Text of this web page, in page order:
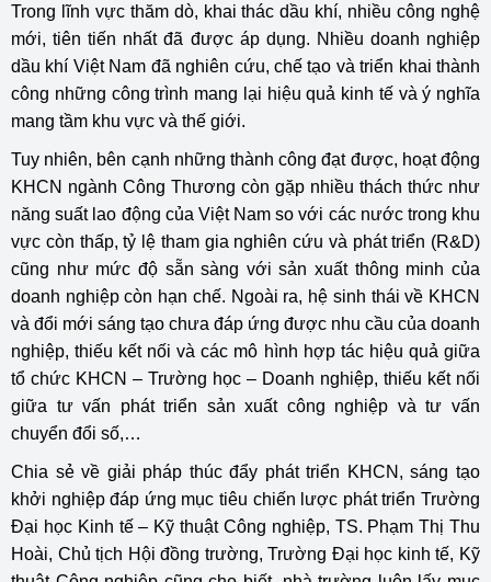
Trong lĩnh vực thăm dò, khai thác dầu khí, nhiều công nghệ
mới, tiên tiến nhất đã được áp dụng. Nhiều doanh nghiệp
dầu khí Việt Nam đã nghiên cứu, chế tạo và triển khai thành
công những công trình mang lại hiệu quả kinh tế và ý nghĩa
mang tầm khu vực và thế giới.
Tuy nhiên, bên cạnh những thành công đạt được, hoạt động
KHCN ngành Công Thương còn gặp nhiều thách thức như
năng suất lao động của Việt Nam so với các nước trong khu
vực còn thấp, tỷ lệ tham gia nghiên cứu và phát triển (R&D)
cũng như mức độ sẵn sàng với sản xuất thông minh của
doanh nghiệp còn hạn chế. Ngoài ra, hệ sinh thái về KHCN
và đổi mới sáng tạo chưa đáp ứng được nhu cầu của doanh
nghiệp, thiếu kết nối và các mô hình hợp tác hiệu quả giữa
tổ chức KHCN – Trường học – Doanh nghiệp, thiếu kết nối
giữa tư vấn phát triển sản xuất công nghiệp và tư vấn
chuyển đổi số,…
Chia sẻ về giải pháp thúc đẩy phát triển KHCN, sáng tạo
khởi nghiệp đáp ứng mục tiêu chiến lược phát triển Trường
Đại học Kinh tế – Kỹ thuật Công nghiệp, TS. Phạm Thị Thu
Hoài, Chủ tịch Hội đồng trường, Trường Đại học kinh tế, Kỹ